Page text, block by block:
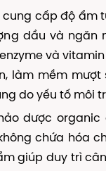
cấp độ ẩm
dầu và ngăn
và
làm mềm mượt
do yếu tố môi
dược organic
chứa hóa
giúp duy trì